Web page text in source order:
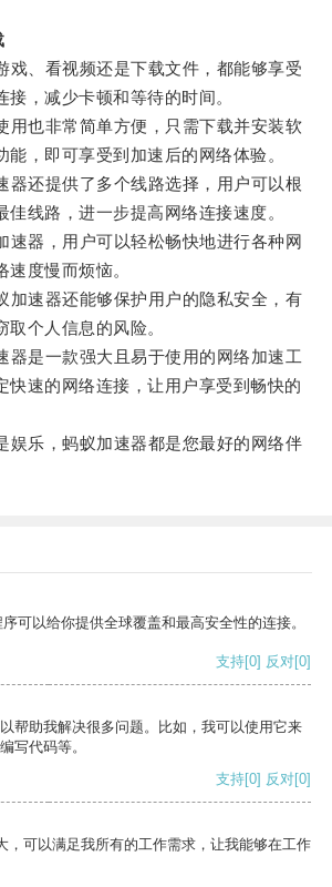
、看视频还是下载文件，都能够享受
接，减少卡顿和等待的时间。
也非常简单方便，只需下载并安装软
能，即可享受到加速后的网络体验。
还提供了多个线路选择，用户可以根
佳线路，进一步提高网络连接速度。
器，用户可以轻松畅快地进行各种网
度慢而烦恼。
速器还能够保护用户的隐私安全，有
个人信息的风险。
是一款强大且易于使用的网络加速工
快速的网络连接，让用户享受到畅快的
乐，蚂蚁加速器都是您最好的网络伴
可以给你提供全球覆盖和最高安全性的连接。
支持[0] 反对[0]
帮助我解决很多问题。比如，我可以使用它来
写代码等。
支持[0] 反对[0]
，可以满足我所有的工作需求，让我能够在工作